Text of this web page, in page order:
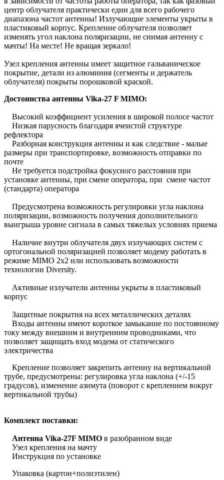
центр облучателя практически един для всего рабочего
диапазона частот антенны! Излучающие элементы укрыты в
пластиковый корпус. Крепление облучателя позволяет
изменять угол наклона поляризации, не снимая антенну с
мачты! На месте! Не вращая зеркало!
Узел крепления антенны имеет защитное гальваническое
покрытие, детали из алюминия (сегменты и держатель
облучателя) покрыты порошковой краской.
Достоинства антенны Vika-27 F MIMO:
Высокий коэффициент усиления в широкой полосе частот
Низкая парусность благодаря ячеистой структуре
рефлектора
Разборная конструкция антенны и как следствие - малые
размеры при транспортировке, возможность отправки по
почте
Не требуется подстройка фокусного расстояния при
установке антенны, при смене оператора, при смене частот
(стандарта) оператора
Предусмотрена возможность регулировки угла наклона
поляризации, возможность получения дополнительного
выигрыша уровне сигнала в самых тяжелых условиях приема
Наличие внутри облучателя двух излучающих систем с
ортогональной поляризацией позволяет модему работать в
режиме MIMO 2x2 или использовать возможности
технологии Diversity.
Активные излучатели антенны укрыты в пластиковый
корпус
Защитные покрытия на всех металлических деталях
Входы антенны имеют короткое замыкание по постоянному
току между внешним и внутренним проводниками, что
позволяет защищать вход модема от статического
электричества
Крепление позволяет закрепить антенну на вертикальной
трубе, предусмотрены: регулировка угла наклона (+/-15
градусов), изменение азимута (поворот с креплением вокруг
вертикальной трубы)
Комплект поставки:
Антенна Vika-27F MIMO в разобранном виде
Узел крепления на мачту
Инструкция по установке
Упаковка (картон+полиэтилен)